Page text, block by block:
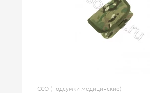
ССО (подсумки медицинские)